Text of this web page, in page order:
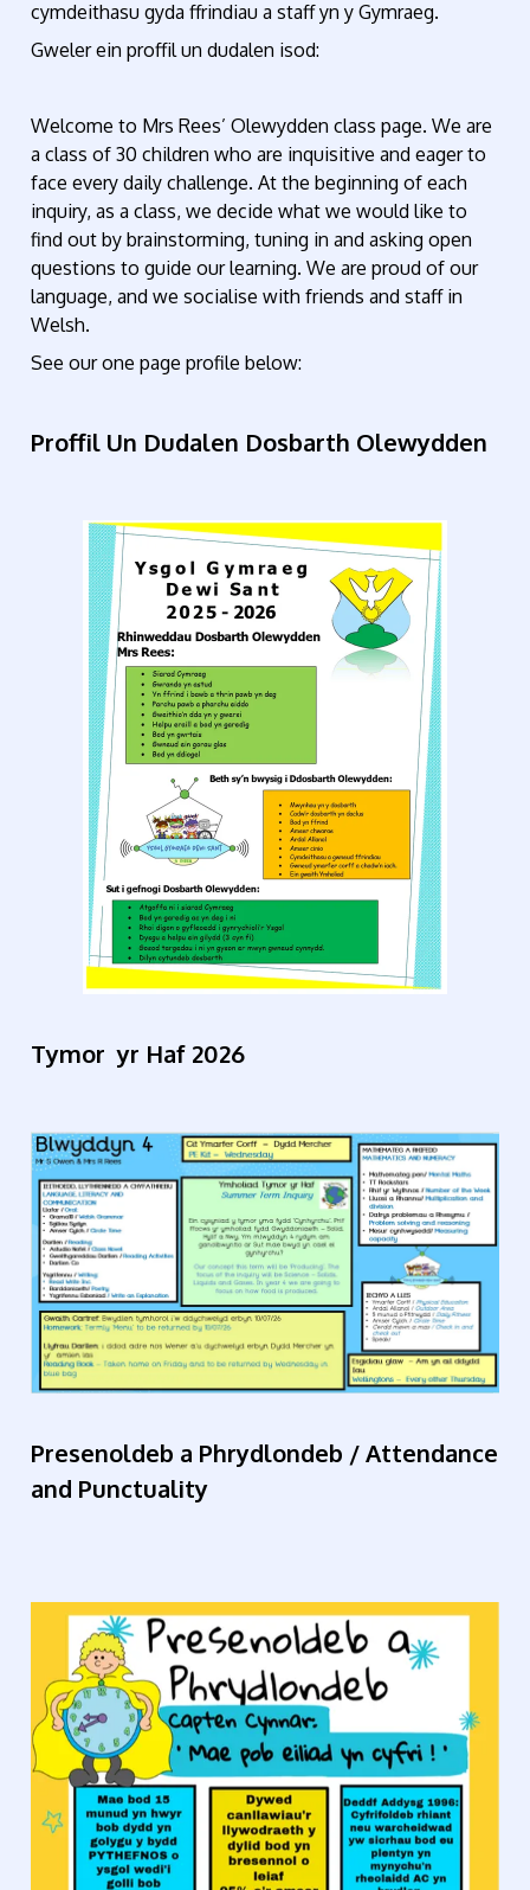
cymdeithasu gyda ffrindiau a staff yn y Gymraeg.
Gweler ein proffil un dudalen isod:
Welcome to Mrs Rees’ Olewydden class page. We are
a class of 30 children who are inquisitive and eager to
face every daily challenge. At the beginning of each
inquiry, as a class, we decide what we would like to
find out by brainstorming, tuning in and asking open
questions to guide our learning. We are proud of our
language, and we socialise with friends and staff in
Welsh.
See our one page profile below:
Proffil Un Dudalen Dosbarth Olewydden
Tymor yr Haf 2026
Presenoldeb a Phrydlondeb / Attendance
and Punctuality